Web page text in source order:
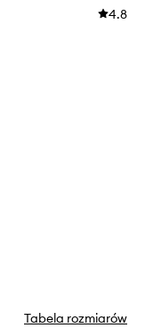
4.8
Tabela rozmiarów